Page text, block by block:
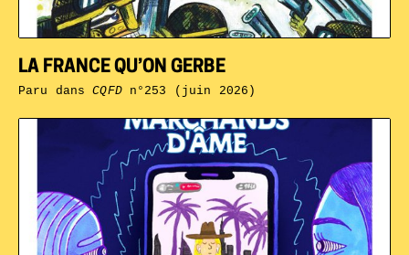
LA FRANCE QU’ON GERBE
Paru dansCQFDn°253 (juin 2026)